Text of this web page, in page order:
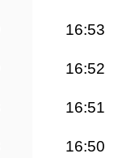
16:53
16:52
16:51
16:50